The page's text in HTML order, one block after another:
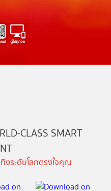
CLASS SMART
งระดับโลกตรงใจคุณ